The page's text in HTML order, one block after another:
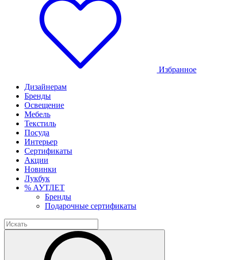
Избранное
Дизайнерам
Бренды
Освещение
Мебель
Текстиль
Посуда
Интерьер
Сертификаты
Акции
Новинки
Лукбук
% АУТЛЕТ
Бренды
Подарочные сертификаты